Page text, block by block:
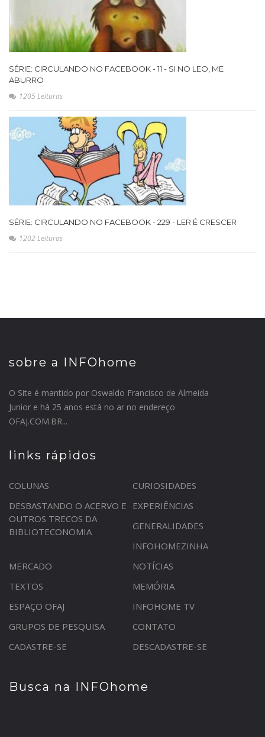
SÉRIE: CIRCULANDO NO FACEBOOK - 11 - SI NO LEO, ME
ABURRO
1205 Leituras
SÉRIE: CIRCULANDO NO FACEBOOK - 229 - LER É CRESCER
1202 Leituras
sobre a INFOhome
O Site é mantido por Oswaldo Francisco de Almeida
Junior e há 25 anos está no ar no endereço
OFAJ.COM.BR...
links rápidos
COLUNAS
CURIOSIDADES
DESBASTANDO O ACERVO E
OUTROS TRECOS DA
BIBLIOTECONOMIA
EXPERIÊNCIAS
GENERALIDADES
INFOHOMEZINHA
MERCADO
NOTÍCIAS
TEXTOS
MEMÓRIA
ESPAÇO OFAJ
INFOHOME TV
GRUPOS DE PESQUISA
CONTATO
CADASTRE-SE
DESCADASTRE-SE
Busca na INFOhome